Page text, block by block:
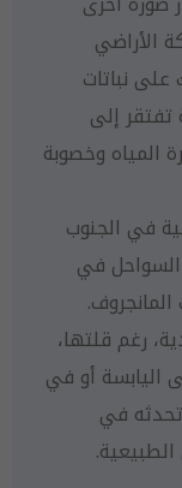
الأراضي
نباتات
تفتقر إلى
المياه وخصوبة
في الجنوب
السواحل في
المانجروف.
رغم قلتها،
اليابسة أو في
تحدثه في